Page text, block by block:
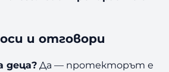
и отговори
деца? Да — протекторът е